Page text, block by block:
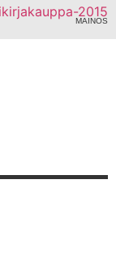
MAINOS